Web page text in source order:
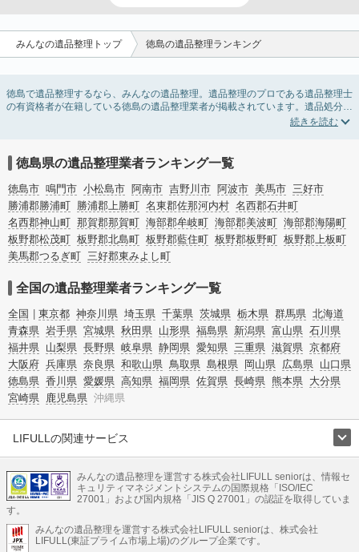
みんなの遺品整理トップ 徳島の遺品整理ランキング
徳島で遺品整理するなら、みんなの遺品整理。遺品整理のプロである遺品整理士
の有資格者が在籍している徳島の遺品整理業者が掲載されています。遺品処分を
即日対応してくれる実家の片付け業者や遺品整理会社を比較できます。徳島の遺
ょう。
ゴミの処分方法や親の家の遺品整理をはじめる時期などお役立ち情報も豊富なの
で、チェックしてみてください。
徳島県の遺品整理業者ランキング一覧
徳島市 鳴門市 小松島市 阿南市 吉野川市 阿波市 美馬市 三好市
勝浦郡勝浦町 勝浦郡上勝町 名東郡佐那河内村 名西郡石井町
名西郡神山町 那賀郡那賀町 海部郡牟岐町 海部郡美波町 海部郡海陽町
板野郡松茂町 板野郡北島町 板野郡藍住町 板野郡板野町 板野郡上板町
美馬郡つるぎ町 三好郡東みよし町
全国の遺品整理業者ランキング一覧
全国 東京都 神奈川県 埼玉県 千葉県 茨城県 栃木県 群馬県 北海道
青森県 岩手県 宮城県 秋田県 山形県 福島県 新潟県 富山県 石川県
福井県 山梨県 長野県 岐阜県 静岡県 愛知県 三重県 滋賀県 京都府
大阪府 兵庫県 奈良県 和歌山県 鳥取県 島根県 岡山県 広島県 山口県
徳島県 香川県 愛媛県 高知県 福岡県 佐賀県 長崎県 熊本県 大分県
宮崎県 鹿児島県 沖縄県
LIFULLの関連サービス
不動産・住宅
引越し 老人ホーム 地方創生 ママの就労支援
不動産クラウドファンディング 遺品整理 老後の暮らし情報
LIFULL HOME'Sのサービス
みんなの遺品整理を運営する株式会社LIFULL seniorは、情報セ
キュリティマネジメントシステムの国際規格「ISO/IEC
27001」および国内規格「JIS Q 27001」の認証を取得していま
す。
みんなの遺品整理を運営する株式会社LIFULL seniorは、株式会社
LIFULL(東証プライム市場上場)のグループ企業です。